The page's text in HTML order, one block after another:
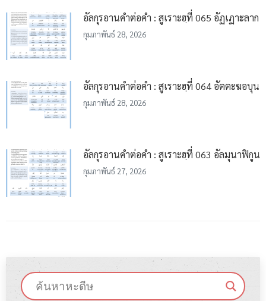
อัลกุรอานคำต่อคำ : สูเราะฮฺที่ 065 อัฏเฏาะลาก
กุมภาพันธ์ 28, 2026
อัลกุรอานคำต่อคำ : สูเราะฮฺที่ 064 อัตตะฆอบุน
กุมภาพันธ์ 28, 2026
อัลกุรอานคำต่อคำ : สูเราะฮฺที่ 063 อัลมุนาฟิกูน
กุมภาพันธ์ 27, 2026